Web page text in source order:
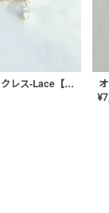
クリスタルネックレス-Lace【MA-CONL-02】
¥